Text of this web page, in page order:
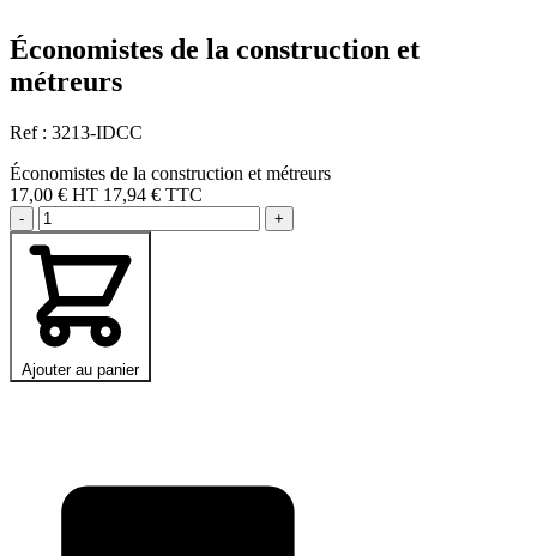
Économistes de la construction et
métreurs
Ref : 3213-IDCC
Économistes de la construction et métreurs
17,00 € HT 17,94 € TTC
- +
Ajouter au panier